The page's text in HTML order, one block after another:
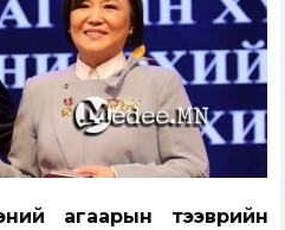
агаарын тээврийн